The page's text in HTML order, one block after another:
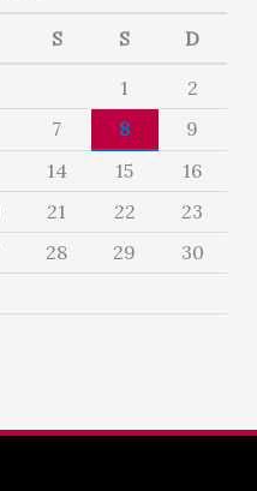
S S D
1
2
7 8
9
14 15
16
21 22
23
28 29
30